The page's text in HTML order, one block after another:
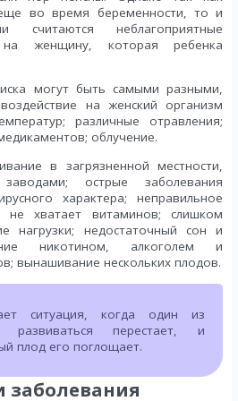
во время беременности, то и
считаются неблагоприятные
женщину, которая ребенка
могут быть самыми разными,
на женский организм
различные отравления;
облучение.
в загрязненной местности,
острые заболевания
характера; неправильное
хватает витаминов; слишком
нагрузки; недостаточный сон и
никотином, алкоголем и
вынашивание нескольких плодов.
ситуация, когда один из
развиваться перестает, и
плод его поглощает.
заболевания